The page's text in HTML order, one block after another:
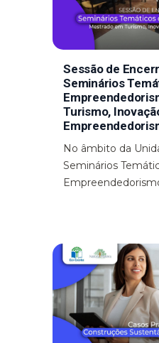
Sessão de
Seminários
Turismo,
No âmbito da
Seminários